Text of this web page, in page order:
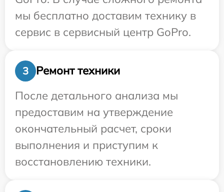
мы бесплатно доставим технику в
сервис в сервисный центр GoPro.
3
Ремонт техники
После детального анализа мы
предоставим на утверждение
окончательный расчет, сроки
выполнения и приступим к
восстановлению техники.